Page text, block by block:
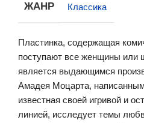
ЖАНР Классика
Пластинка, содержащая
поступают все женщины или
является выдающимся
Амадея Моцарта,
известная своей игривой и
линией, исследует темы